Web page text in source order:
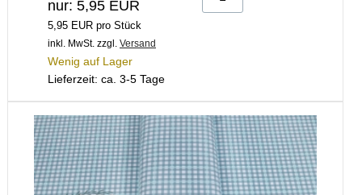
nur: 5,95 EUR
5,95 EUR pro Stück
inkl. MwSt. zzgl. Versand
Wenig auf Lager
Lieferzeit: ca. 3-5 Tage